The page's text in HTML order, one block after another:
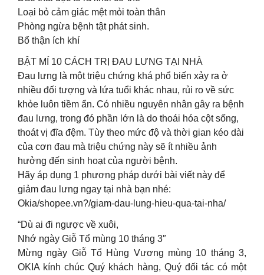
Loại bỏ cảm giác mệt mỏi toàn thân
Phòng ngừa bệnh tật phát sinh.
​​Bổ thận ích khí
BẬT MÍ 10 CÁCH TRỊ ĐAU LƯNG TẠI NHÀ
Đau lưng là một triệu chứng khá phổ biến xảy ra ở
nhiều đối tượng và lứa tuổi khác nhau, rủi ro về sức
khỏe luôn tiềm ẩn. Có nhiều nguyên nhân gây ra bệnh
đau lưng, trong đó phần lớn là do thoái hóa cột sống,
thoát vị đĩa đệm. Tùy theo mức độ và thời gian kéo dài
của cơn đau mà triệu chứng này sẽ ít nhiều ảnh
hưởng đến sinh hoạt của người bệnh.
Hãy áp dụng 1 phương pháp dưới bài viết này để
giảm đau lưng ngay tại nhà bạn nhé:
Okia/shopee.vn?/giam-dau-lung-hieu-qua-tai-nha/
“Dù ai đi ngược về xuôi,
Nhớ ngày Giỗ Tổ mùng 10 tháng 3″
Mừng ngày Giỗ Tổ Hùng Vương mùng 10 tháng 3,
OKIA kính chúc Quý khách hàng, Quý đối tác có một